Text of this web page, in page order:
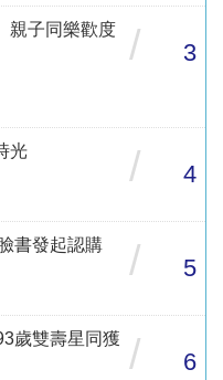
親子同樂歡度
/ 3
光
/ 4
書發起認購
/ 5
歲雙壽星同獲 / 6